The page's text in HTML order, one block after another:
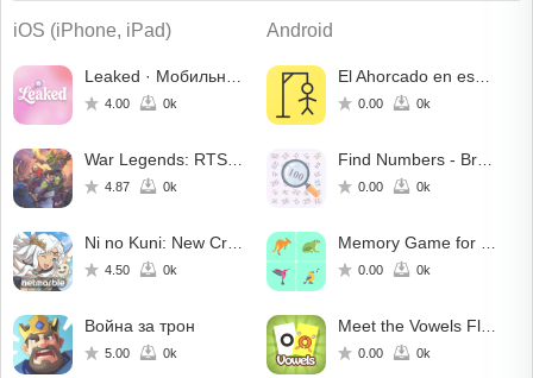
iOS (iPhone, iPad)
Leaked · Мобильный детектив
4.00 0k
War Legends: RTS стратегия PvP
4.87 0k
Ni no Kuni: New Cross Worlds
4.50 0k
Война за трон
5.00 0k
Android
El Ahorcado en español
0.00 0k
Find Numbers - Brain Challenge
0.00 0k
Memory Game for Preschool Kids
0.00 0k
Meet the Vowels Flashcards
0.00 0k